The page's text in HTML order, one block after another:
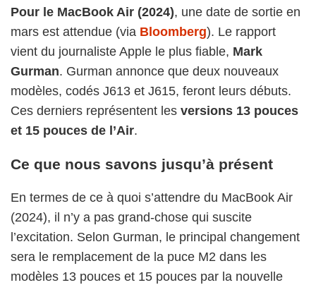
Pour le MacBook Air (2024), une date de sortie en
mars est attendue (via Bloomberg). Le rapport
vient du journaliste Apple le plus fiable, Mark
Gurman. Gurman annonce que deux nouveaux
modèles, codés J613 et J615, feront leurs débuts.
Ces derniers représentent les versions 13 pouces
et 15 pouces de l’Air.
Ce que nous savons jusqu’à présent
En termes de ce à quoi s’attendre du MacBook Air
(2024), il n’y a pas grand-chose qui suscite
l’excitation. Selon Gurman, le principal changement
sera le remplacement de la puce M2 dans les
modèles 13 pouces et 15 pouces par la nouvelle